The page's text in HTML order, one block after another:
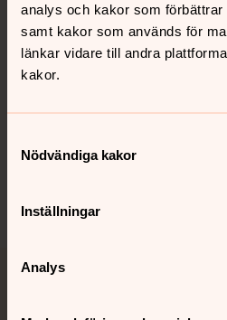
analys och kakor som förbättrar
samt kakor som används för
länkar vidare till andra
kakor.
Nödvändiga kakor
Inställningar
Analys
Kalender
Hitta snabbt
Sociala kanaler